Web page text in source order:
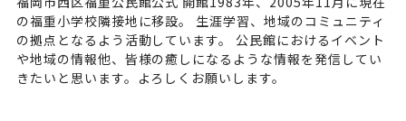
の福重小学校隣接地に移設。 生涯学習、地域のコミュニティ
の拠点となるよう活動しています。 公民館におけるイベント
や地域の情報他、皆様の癒しになるような情報を発信してい
きたいと思います。よろしくお願いします。